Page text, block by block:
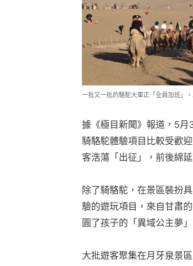
一批又一批的駱駝大軍正「全員加班」
據《極目新聞》報道，5月
騎駱駝體驗項目比較受歡
客浩蕩「出征」，前後綿
除了騎駱駝，在景區裝扮
驗的遊玩項目，來自甘肅
圓了孩子的「異域公主夢」
大批遊客聚集在月牙泉景